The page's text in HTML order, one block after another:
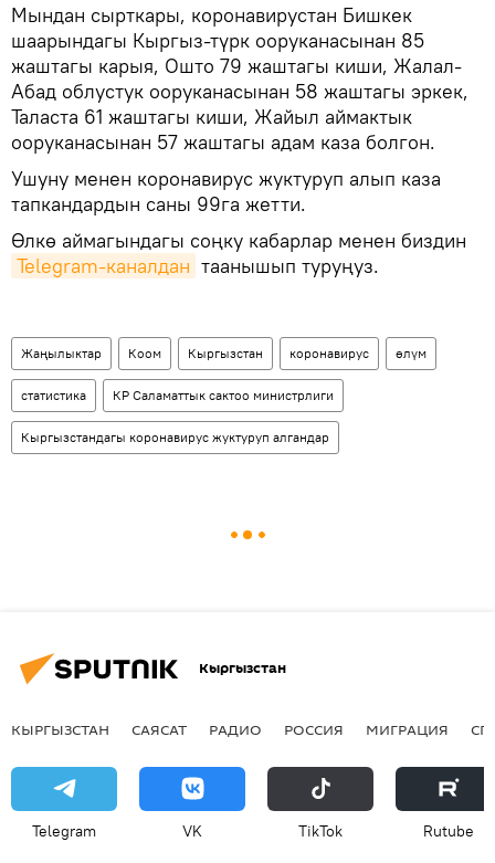
Мындан сырткары, коронавирустан Бишкек
шаарындагы Кыргыз-түрк ооруканасынан 85
жаштагы карыя, Ошто 79 жаштагы киши, Жалал-
Абад облустук ооруканасынан 58 жаштагы эркек,
Таласта 61 жаштагы киши, Жайыл аймактык
ооруканасынан 57 жаштагы адам каза болгон.
Ушуну менен коронавирус жуктуруп алып каза
тапкандардын саны 99га жетти.
Өлкө аймагындагы соңку кабарлар менен биздин
Telegram-каналдан таанышып туруңуз.
Жаңылыктар Коом Кыргызстан коронавирус өлүм
статистика КР Саламаттык сактоо министрлиги
Кыргызстандагы коронавирус жуктуруп алгандар
Кыргызстан
КЫРГЫЗСТАН САЯСАТ РАДИО РОССИЯ МИГРАЦИЯ
Telegram VK ТikТоk Rutube